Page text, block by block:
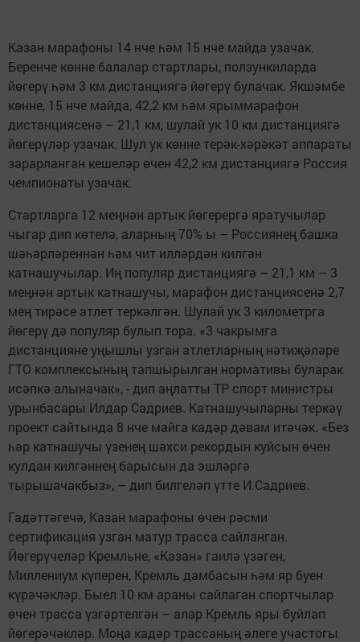
Казан марафоны 14 нче һәм 15 нче майда узачак.
Беренче көнне балалар стартлары, ползункиларда
йөгерү һәм 3 км дистанциягә йөгерү булачак. Якшәмбе
көнне, 15 нче майда, 42,2 км һәм ярыммарафон
дистанциясенә – 21,1 км, шулай ук 10 км дистанциягә
йөгерүләр узачак. Шул ук көнне терәк-хәрәкәт аппараты
зарарланган кешеләр өчен 42,2 км дистанциягә Россия
чемпионаты узачак.
Стартларга 12 меңнән артык йөгерергә яратучылар
чыгар дип көтелә, аларның 70% ы – Россиянең башка
шәһәрләреннән һәм чит илләрдән килгән
катнашучылар. Иң популяр дистанциягә – 21,1 км – 3
меңнән артык катнашучы, марафон дистанциясенә 2,7
мең тирәсе атлет теркәлгән. Шулай ук 3 километрга
йөгерү дә популяр булып тора. «3 чакрымга
дистанцияне уңышлы узган атлетларның нәтиҗәләре
ГТО комплексының тапшырылган нормативы буларак
исәпкә алыначак», - дип аңлатты ТР спорт министры
урынбасары Илдар Садриев. Катнашучыларны теркәү
проект сайтында 8 нче майга кадәр дәвам итәчәк. «Без
һәр катнашучы үзенең шәхси рекордын куйсын өчен
кулдан килгәннең барысын да эшләргә
тырышачакбыз», – дип билгеләп үтте И.Садриев.
Гадәттәгечә, Казан марафоны өчен рәсми
сертификация узган матур трасса сайланган.
Йөгерүчеләр Кремльне, «Казан» гаилә үзәген,
Миллениум күперен, Кремль дамбасын һәм яр буен
күрәчәкләр. Быел 10 км араны сайлаган спортчылар
өчен трасса үзгәртелгән – алар Кремль яры буйлап
йөгерәчәкләр. Моңа кадәр трассаның әлеге участогы